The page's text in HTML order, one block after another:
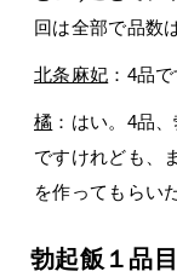
回は全部で品数
北条麻妃 ：4品で
橘 ：はい。4品
ですけれども、
を作ってもらい
勃起飯１品